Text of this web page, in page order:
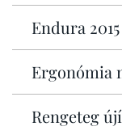
Endura 2015
Ergonómia
Rengeteg